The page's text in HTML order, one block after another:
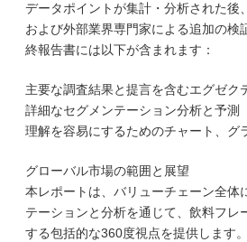
データポイントが集計・分析された後
および外部業界専門家による追加の検
終報告書には以下が含まれます：
主要な調査結果と提言を含むエグゼク
詳細なセグメンテーション分析と予測
理解を容易にするためのチャート、グ
グローバル市場の範囲と展望
本レポートは、バリューチェーン全体
テーションと分析を通じて、飲料フレ
する包括的な360度視点を提供します